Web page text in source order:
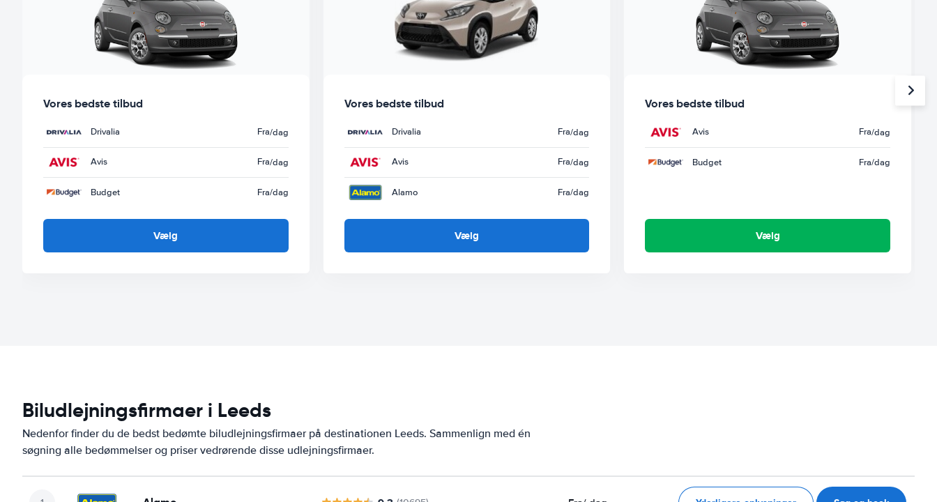
Vores bedste tilbud
Drivalia Fra/dag
Avis Fra/dag
Budget Fra/dag
Vælg
Vores bedste tilbud
Drivalia Fra/dag
Avis Fra/dag
Alamo Fra/dag
Vælg
Vores bedste tilbud
Avis Fra/dag
Budget Fra/dag
Vælg
Biludlejningsfirmaer i Leeds
Nedenfor finder du de bedst bedømte biludlejningsfirmaer på destinationen Leeds. Sammenlign med én
søgning alle bedømmelser og priser vedrørende disse udlejningsfirmaer.